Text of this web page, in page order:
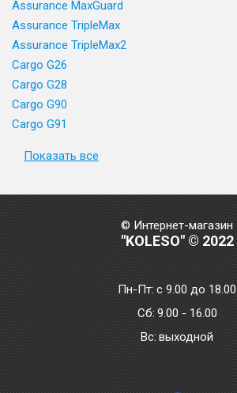
Assurance MaxGuard
Assurance TripleMax
Assurance TripleMax2
Cargo G26
Cargo G28
Cargo G90
Cargo G91
Показать все
© Интернет-магазин
"KOLESO" © 2022
Пн-Пт:с 9.00 до 18.00
Сб: 9.00 - 16.00
Bc: выходной